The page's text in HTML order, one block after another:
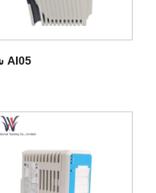
شکل AI05